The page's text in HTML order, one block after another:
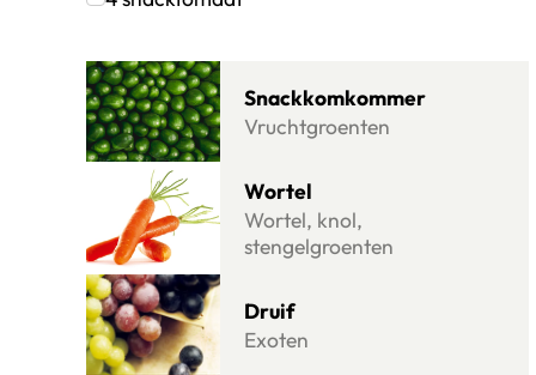
Snackkomkommer
Vruchtgroenten
Lees meer over Snackkomkommer
Wortel
Wortel, knol,
stengelgroenten
Lees meer over Wortel
Druif
Exoten
Lees meer over Druif